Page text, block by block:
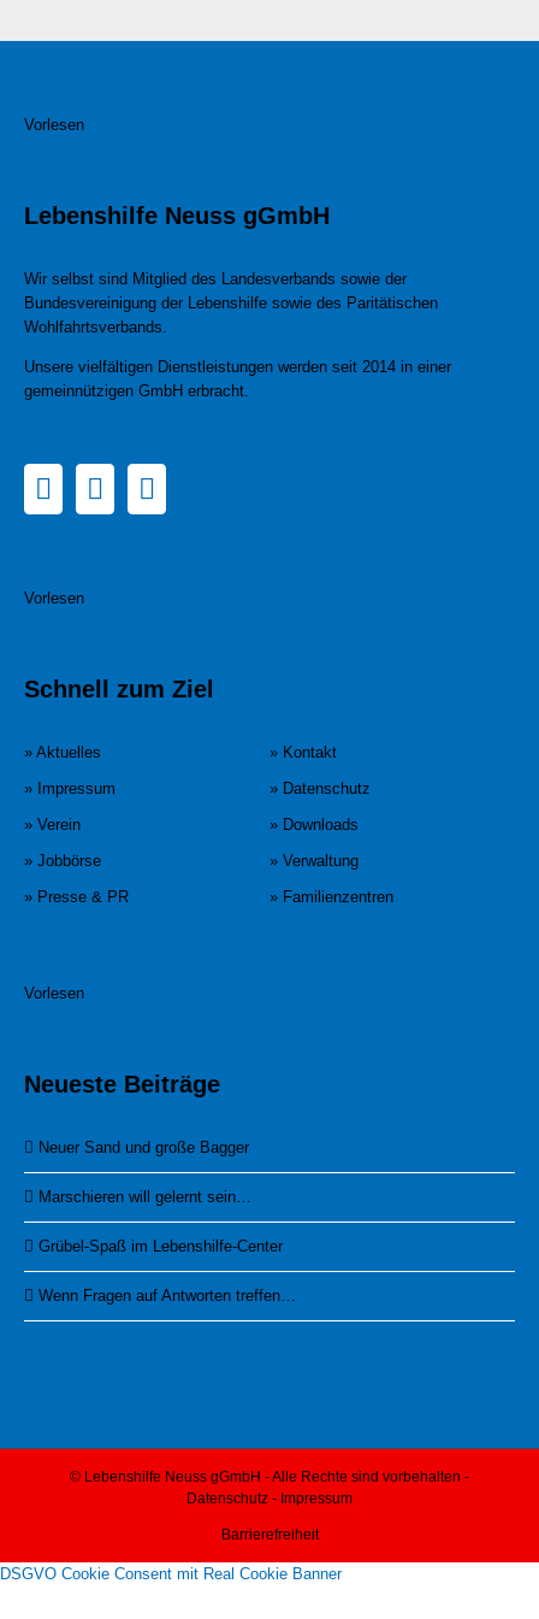
Vorlesen
Lebenshilfe Neuss gGmbH
Wir selbst sind Mitglied des Landesverbands sowie der
Bundesvereinigung der Lebenshilfe sowie des Paritätischen
Wohlfahrtsverbands.
Unsere vielfältigen Dienstleistungen werden seit 2014 in einer
gemeinnützigen GmbH erbracht.
Vorlesen
Schnell zum Ziel
» Aktuelles
» Kontakt
» Impressum
» Datenschutz
» Verein
» Downloads
» Jobbörse
» Verwaltung
» Presse & PR
» Familienzentren
Vorlesen
Neueste Beiträge
Neuer Sand und große Bagger
Marschieren will gelernt sein…
Grübel-Spaß im Lebenshilfe-Center
Wenn Fragen auf Antworten treffen…
© Lebenshilfe Neuss gGmbH - Alle Rechte sind vorbehalten -
Datenschutz - Impressum
Barrierefreiheit
DSGVO Cookie Consent mit Real Cookie Banner